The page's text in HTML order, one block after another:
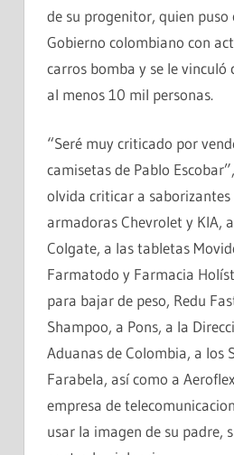
de su progenitor, quien
Gobierno colombiano con
carros bomba y se le vinculó
al menos 10 mil personas.
“Seré muy criticado por
camisetas de Pablo
olvida criticar a saborizantes
armadoras Chevrolet y KIA,
Colgate, a las tabletas
Farmatodo y Farmacia
para bajar de peso, Redu
Shampoo, a Pons, a la
Aduanas de Colombia, a los
Farabela, así como a
empresa de
usar la imagen de su padre,